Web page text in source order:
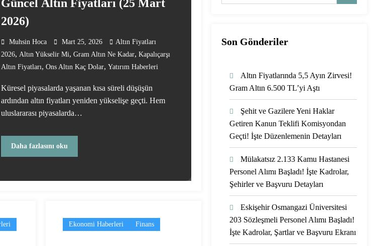
Güncel Altın Fiyatları (25 Mart
2026)
Muhsin Hoca Mart 25, 2026
Altın Fiyatları
2026, Altın Yükselir Mi, Gram Altın Ne Kadar, Kapalıçarşı
Altın Fiyatları, Ons Altın Kaç Dolar, Yatırım Haberleri
Küresel piyasalarda yaşanan kısa süreli düşüşün
ardından altın fiyatları yeniden yükselişe geçti. Hem
uluslararası piyasalarda…
Daha fazlasını oku
Ekonomi Haberleri Finans
Son Gönderiler
Altın Fiyatlarında 5,5 Ayın Zirvesi!
Gram Altın 6.500 TL’yi Aştı
Şehit ve Gazilere Yeni Haklar
Getiren Kanun Teklifi Komisyondan
Geçti! İşte Düzenlemenin Detayları
Mülakatsız 2.133 Kamu Hastanesi
Personel Alımı Başladı! İşte Kadrolar,
Şehirler ve Başvuru Detayları
Eskişehir Osmangazi Üniversitesi
203 Sözleşmeli Personel Alımı Başladı!
İşte Kadrolar, Şartlar ve Başvuru Ekranı